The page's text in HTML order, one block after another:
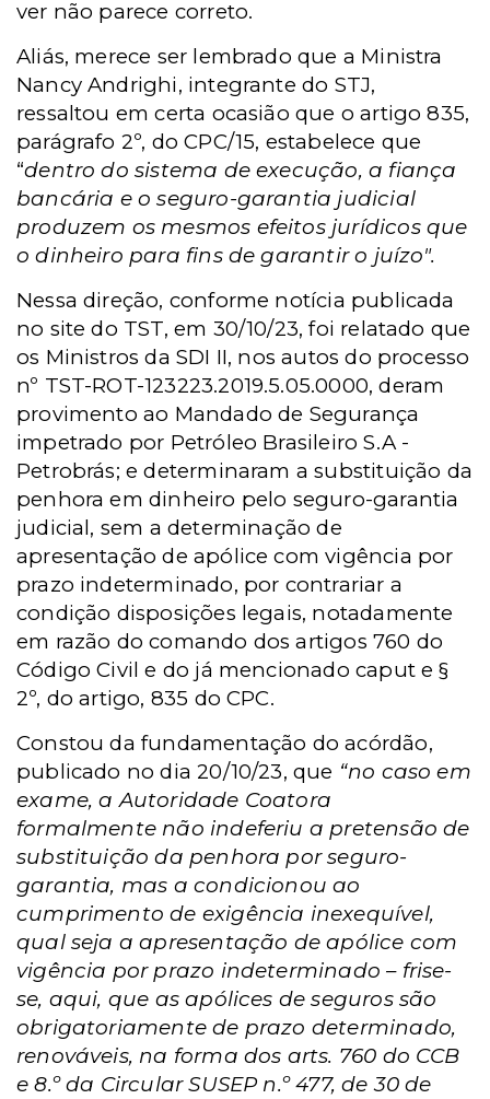
ver não parece correto.
Aliás, merece ser lembrado que a Ministra
Nancy Andrighi, integrante do STJ,
ressaltou em certa ocasião que o artigo 835,
parágrafo 2º, do CPC/15, estabelece que
“dentro do sistema de execução, a fiança
bancária e o seguro-garantia judicial
produzem os mesmos efeitos jurídicos que
o dinheiro para fins de garantir o juízo".
Nessa direção, conforme notícia publicada
no site do TST, em 30/10/23, foi relatado que
os Ministros da SDI II, nos autos do processo
nº TST-ROT-123223.2019.5.05.0000, deram
provimento ao Mandado de Segurança
impetrado por Petróleo Brasileiro S.A -
Petrobrás; e determinaram a substituição da
penhora em dinheiro pelo seguro-garantia
judicial, sem a determinação de
apresentação de apólice com vigência por
prazo indeterminado, por contrariar a
condição disposições legais, notadamente
em razão do comando dos artigos 760 do
Código Civil e do já mencionado caput e §
2º, do artigo, 835 do CPC.
Constou da fundamentação do acórdão,
publicado no dia 20/10/23, que “no caso em
exame, a Autoridade Coatora
formalmente não indeferiu a pretensão de
substituição da penhora por seguro-
garantia, mas a condicionou ao
cumprimento de exigência inexequível,
qual seja a apresentação de apólice com
vigência por prazo indeterminado – frise-
se, aqui, que as apólices de seguros são
obrigatoriamente de prazo determinado,
renováveis, na forma dos arts. 760 do CCB
e 8.º da Circular SUSEP n.º 477, de 30 de